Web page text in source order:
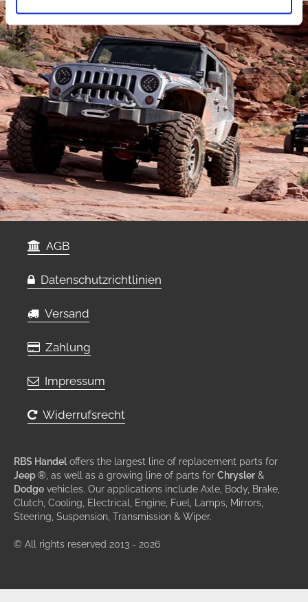
AGB
Datenschutzrichtlinien
Versand
Zahlung
Impressum
Widerrufsrecht
RBS Handel offers the largest line of replacement parts for
Jeep ® , as well as a growing line of parts for Chrysler &
Dodge vehicles. Our applications include Axle, Body, Brake,
Clutch, Cooling, Electrical, Engine, Fuel, Lamps, Mirrors,
Steering, Suspension, Transmission & Wiper.
© All rights reserved 2013 - 2026